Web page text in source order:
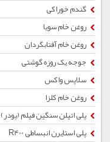
گندم خوراکی
روغن خام سویا
روغن خام آفتابگردان
جوجه یک روزه گوشتی
سلاپس واکس
روغن خام کلزا
پلی اتیلن سنگین فیلم (پودر) EX5
پلی استایرن انبساطی R400